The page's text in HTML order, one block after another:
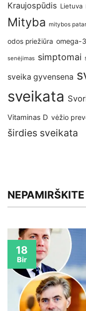
Kraujospūdis Lietuva
Mityba mitybos
odos priežiūra omega-3
senėjimas simptomai
sveika gyvensena
sveikata
Vitaminas D vėžio
širdies sveikata
18
Bir